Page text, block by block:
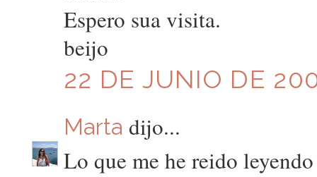
Espero sua visita.
beijo
22 DE JUNIO DE
Marta dijo...
Lo que me he reido